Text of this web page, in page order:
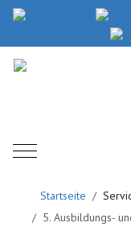
Mobile Menu Toggle
Startseite
5. Ausbildungs-